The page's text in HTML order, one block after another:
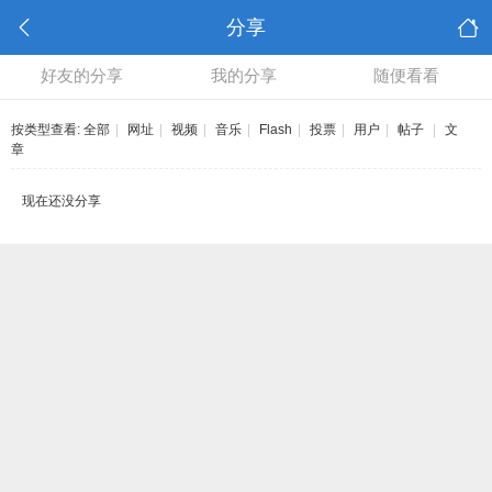
分享
好友的分享 我的分享 随便看看
按类型查看: 全部 网址 视频 音乐 Flash 投票 用户 帖子
文
章
现在还没分享